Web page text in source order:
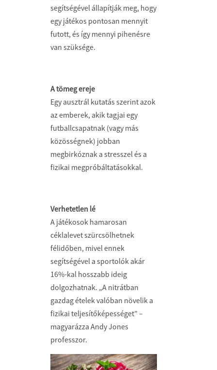
segítségével állapítják meg, hogy
egy játékos pontosan mennyit
futott, és így mennyi pihenésre
van szüksége.
A tömeg ereje
Egy ausztrál kutatás szerint azok
az emberek, akik tagjai egy
futballcsapatnak (vagy más
közösségnek) jobban
megbirkóznak a stresszel és a
fizikai megpróbáltatásokkal.
Verhetetlen lé
A játékosok hamarosan
céklalevet szürcsölhetnek
félidőben, mivel ennek
segítségével a sportolók akár
16%-kal hosszabb ideig
dolgozhatnak. „A nitrátban
gazdag ételek valóban növelik a
fizikai teljesítőképességet” –
magyarázza Andy Jones
professzor.